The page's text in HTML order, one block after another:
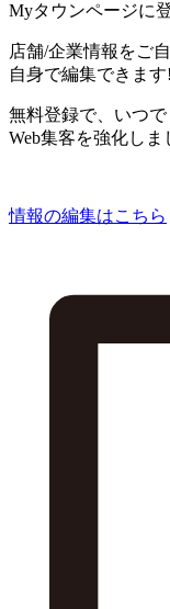
Myタウンページに
店舗/企業情報をご
自身で編集できます!
無料登録で、いつ
Web集客を強化しま
情報の編集はこちら